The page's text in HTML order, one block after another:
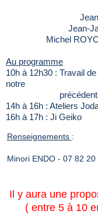
Jean-
Michel
Au programme
10h à 12h30 : Travail
notre
précédent
14h à 16h : Ateliers
16h à 17h : Ji Geiko
Renseignements :
Minori ENDO - 07 82
Il y aura une
( entre 5 à 10